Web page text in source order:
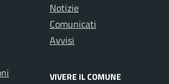
Notizie
Comunicati
Avvisi
VIVERE IL COMUNE